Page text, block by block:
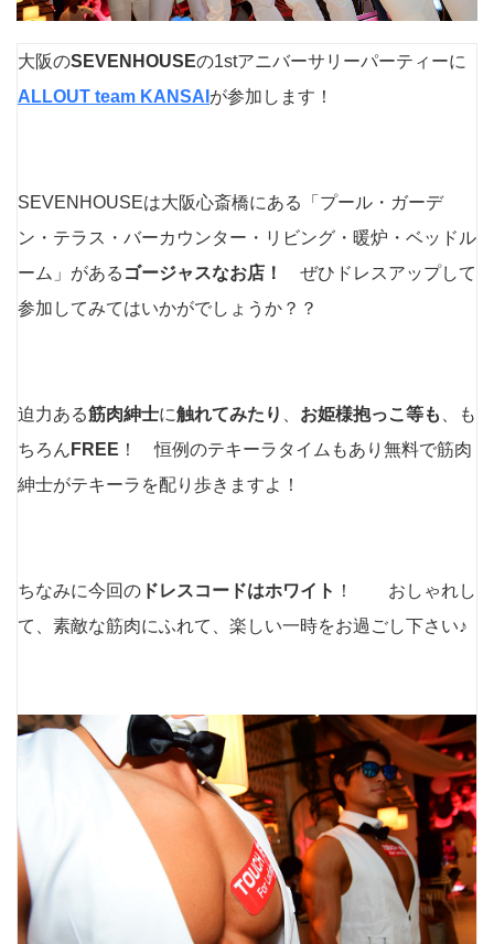
大阪のSEVENHOUSEの1stアニバーサリーパーティーに
ALLOUT team KANSAI が参加します！
SEVENHOUSEは大阪心斎橋にある「プール・ガーデ
ン・テラス・バーカウンター・リビング・暖炉・ベッドル
ーム」がある ゴージャスなお店！ ぜひドレスアップして
参加してみてはいかがでしょうか？？
迫力ある筋肉紳士に触れてみたり お姫様抱っこ等も
、も
ちろん FREE ！ 恒例のテキーラタイムもあり無料で筋肉
紳士がテキーラを配り歩きますよ！
ちなみに今回の ドレスコードはホワイト ！ おしゃれし
て、素敵な筋肉にふれて、楽しい一時をお過ごし下さい♪